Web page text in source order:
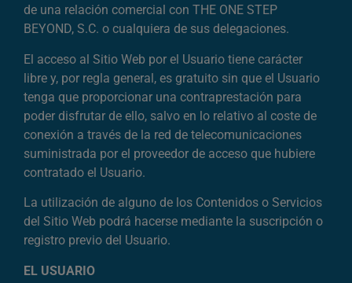
de una relación comercial con THE ONE STEP
BEYOND, S.C. o cualquiera de sus delegaciones.
El acceso al Sitio Web por el Usuario tiene carácter
libre y, por regla general, es gratuito sin que el Usuario
tenga que proporcionar una contraprestación para
poder disfrutar de ello, salvo en lo relativo al coste de
conexión a través de la red de telecomunicaciones
suministrada por el proveedor de acceso que hubiere
contratado el Usuario.
La utilización de alguno de los Contenidos o Servicios
del Sitio Web podrá hacerse mediante la suscripción o
registro previo del Usuario.
EL USUARIO